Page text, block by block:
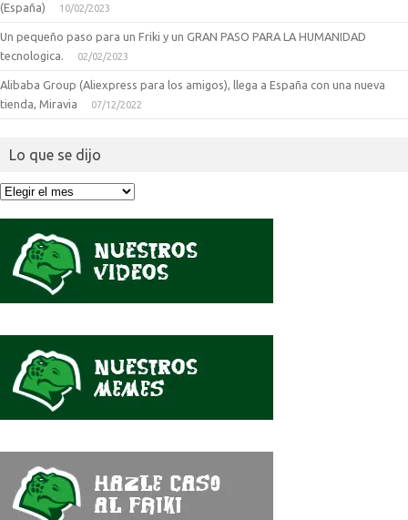
(España)
10/02/2023
Un pequeño paso para un Friki y un GRAN PASO PARA LA HUMANIDAD
tecnologica.
02/02/2023
Alibaba Group (Aliexpress para los amigos), llega a España con una nueva
tienda, Miravia
07/12/2022
Lo que se dijo
Lo